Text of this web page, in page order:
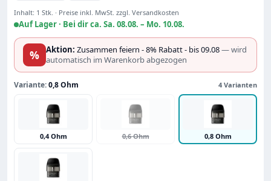
Inhalt: 1 Stk. · Preise inkl. MwSt. zzgl. Versandkosten
Auf Lager · Bei dir ca. Sa. 08.08. – Mo. 10.08.
% Aktion: Zusammen feiern - 8% Rabatt - bis 09.08— wird
automatisch im Warenkorb abgezogen
Variante:0,8 Ohm 4 Varianten
0,4 Ohm 0,6 Ohm 0,8 Ohm